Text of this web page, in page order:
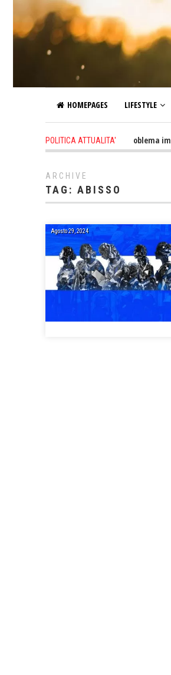
HOMEPAGES LIFESTYLE
POLITICA ATTUALITA'
2 days ago - Altro che problema
ARCHIVE
TAG: ABISSO
Agosto 29, 2024